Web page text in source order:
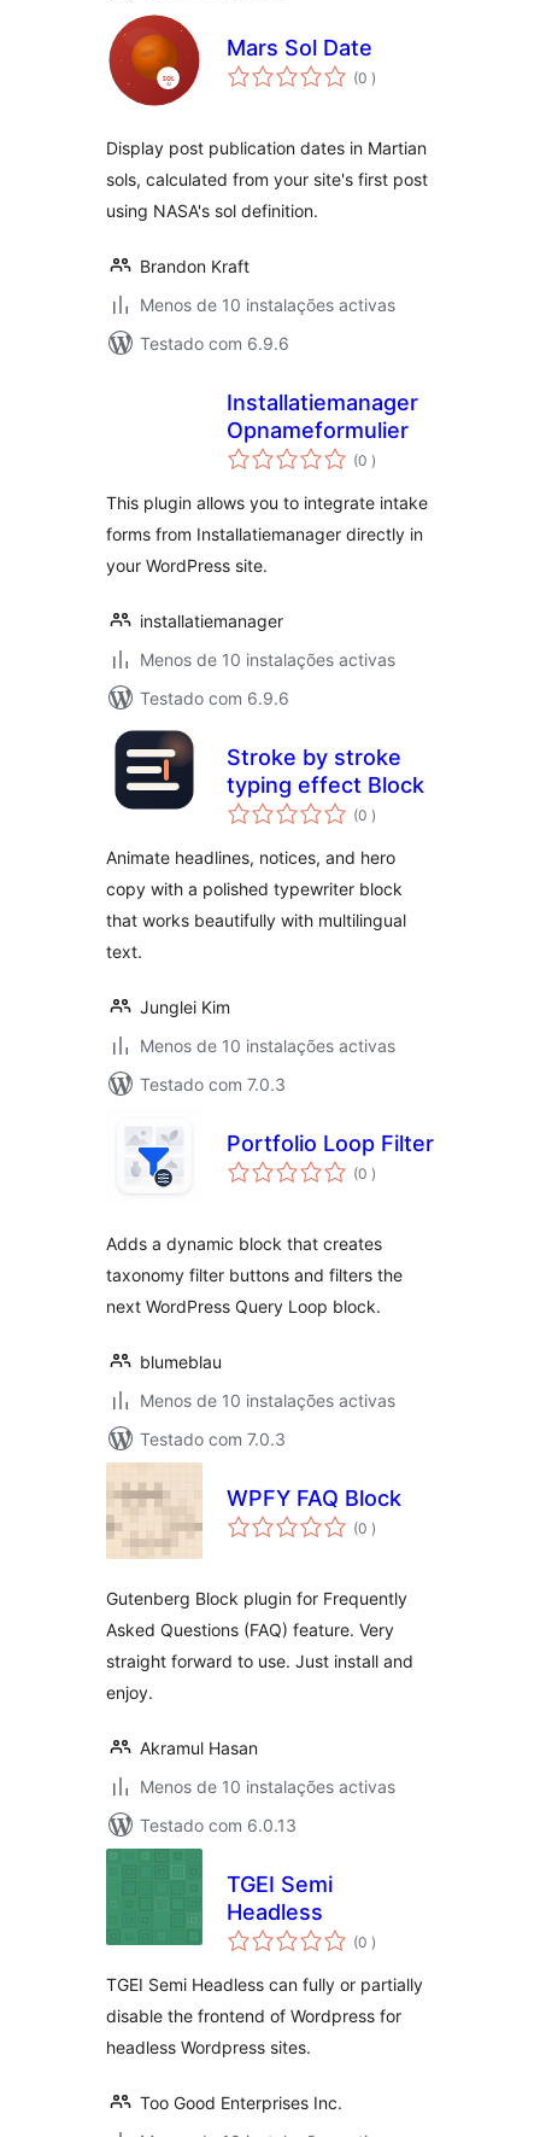
Mars Sol Date
(0 classificações
)
Display post publication dates in Martian
sols, calculated from your site's first post
using NASA's sol definition.
Brandon Kraft
Menos de 10 instalações activas
Testado com 6.9.6
Installatiemanager
Opnameformulier
(0 classificações
)
This plugin allows you to integrate intake
forms from Installatiemanager directly in
your WordPress site.
installatiemanager
Menos de 10 instalações activas
Testado com 6.9.6
Stroke by stroke
typing effect Block
(0 classificações
)
Animate headlines, notices, and hero
copy with a polished typewriter block
that works beautifully with multilingual
text.
Junglei Kim
Menos de 10 instalações activas
Testado com 7.0.3
Portfolio Loop Filter
(0 classificações
)
Adds a dynamic block that creates
taxonomy filter buttons and filters the
next WordPress Query Loop block.
blumeblau
Menos de 10 instalações activas
Testado com 7.0.3
WPFY FAQ Block
(0 classificações
)
Gutenberg Block plugin for Frequently
Asked Questions (FAQ) feature. Very
straight forward to use. Just install and
enjoy.
Akramul Hasan
Menos de 10 instalações activas
Testado com 6.0.13
TGEI Semi
Headless
(0 classificações
)
TGEI Semi Headless can fully or partially
disable the frontend of Wordpress for
headless Wordpress sites.
Too Good Enterprises Inc.